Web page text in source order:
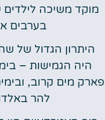
מוקד משיכה
בערבים
היתרון הגדול של
היה הגמישות –
פארק מים קרוב,
להר